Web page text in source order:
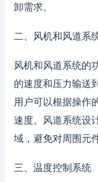
卸需求。
二、风机和风道系
风机和风道系统的
的速度和压力输送
用户可以根据操作
速度。风道系统设
域，避免对周围元
三、温度控制系统